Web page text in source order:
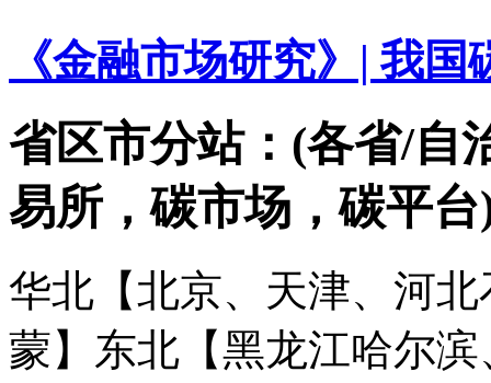
《金融市场研究》| 我
省区市分站：(各省/自
易所，碳市场，碳平台
华北【北京、天津、河
蒙】 东北【黑龙江哈尔